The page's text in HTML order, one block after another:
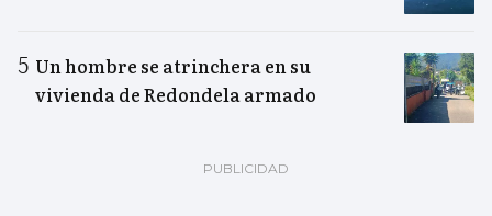
Un hombre se atrinchera en su
vivienda de Redondela armado